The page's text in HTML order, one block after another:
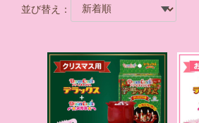
並び替え：